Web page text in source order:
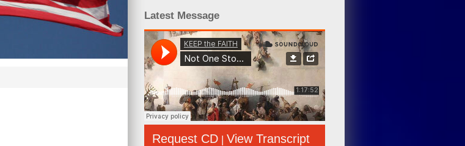
Latest Message
Request CD | View Transcript